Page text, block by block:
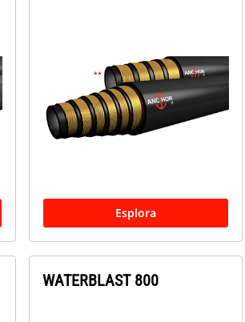
Esplora
WATERBLAST 800